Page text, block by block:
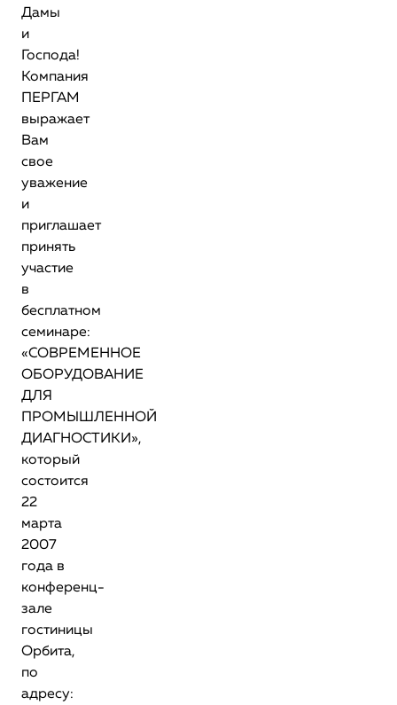
Дамы
и
Господа!
Компания
ПЕРГАМ
выражает
Вам
свое
уважение
и
приглашает
принять
участие
в
бесплатном
семинаре:
«СОВРЕМЕННОЕ
ОБОРУДОВАНИЕ
ДЛЯ
ПРОМЫШЛЕННОЙ
ДИАГНОСТИКИ»,
который
состоится
22
марта
2007
года в
конференц-
зале
гостиницы
Орбита,
по
адресу: